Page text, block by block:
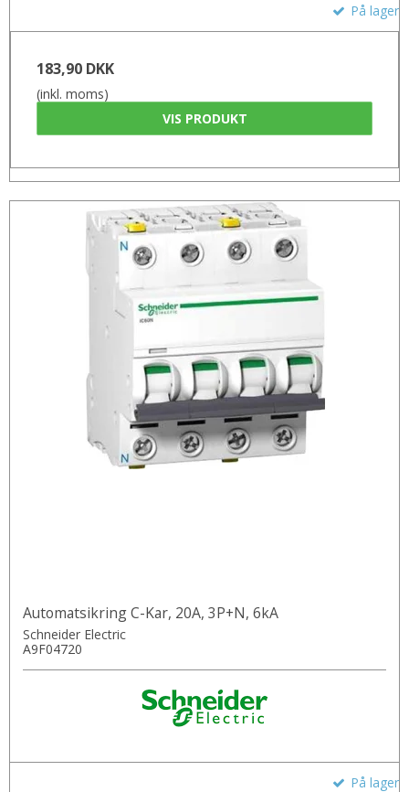
På lager
183,90 DKK
(inkl. moms)
VIS PRODUKT
Automatsikring C-Kar, 20A, 3P+N, 6kA
Schneider Electric
A9F04720
På lager